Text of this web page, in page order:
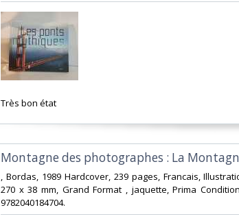
‎Très bon état‎
‎Montagne des photographes : La
‎, Bordas, 1989 Hardcover, 239 pages, Francais,
270 x 38 mm, Grand Format , jaquette, Prima
9782040184704.‎